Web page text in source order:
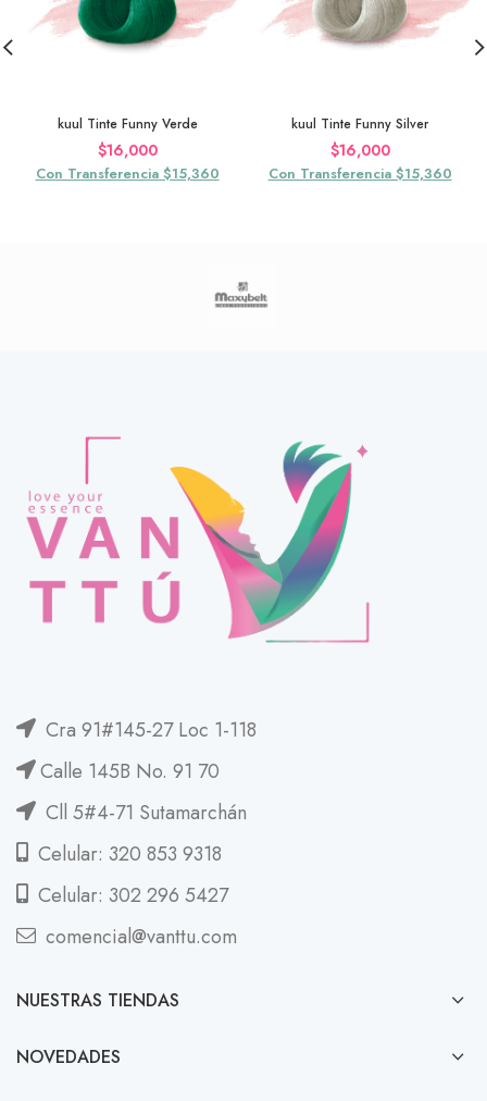
kuul Tinte Funny Verde
$16,000
Con Transferencia $15,360
kuul Tinte Funny Silver
$16,000
Con Transferencia $15,360
Cra 91#145-27 Loc 1-118
Calle 145B No. 91 70
Cll 5#4-71 Sutamarchán
Celular: 320 853 9318
Celular: 302 296 5427
comencial@vanttu.com
NUESTRAS TIENDAS
NOVEDADES